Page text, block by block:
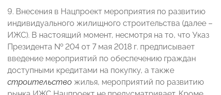
9. Внесения в Нацпроект мероприятия по развитию
индивидуального жилищного строительства (далее –
ИЖС). В настоящий момент, несмотря на то, что Указ
Президента № 204 от 7 мая 2018 г. предписывает
введение мероприятий по обеспечению граждан
доступными кредитами на покупку, а также
строительство жилья, мероприятий по развитию